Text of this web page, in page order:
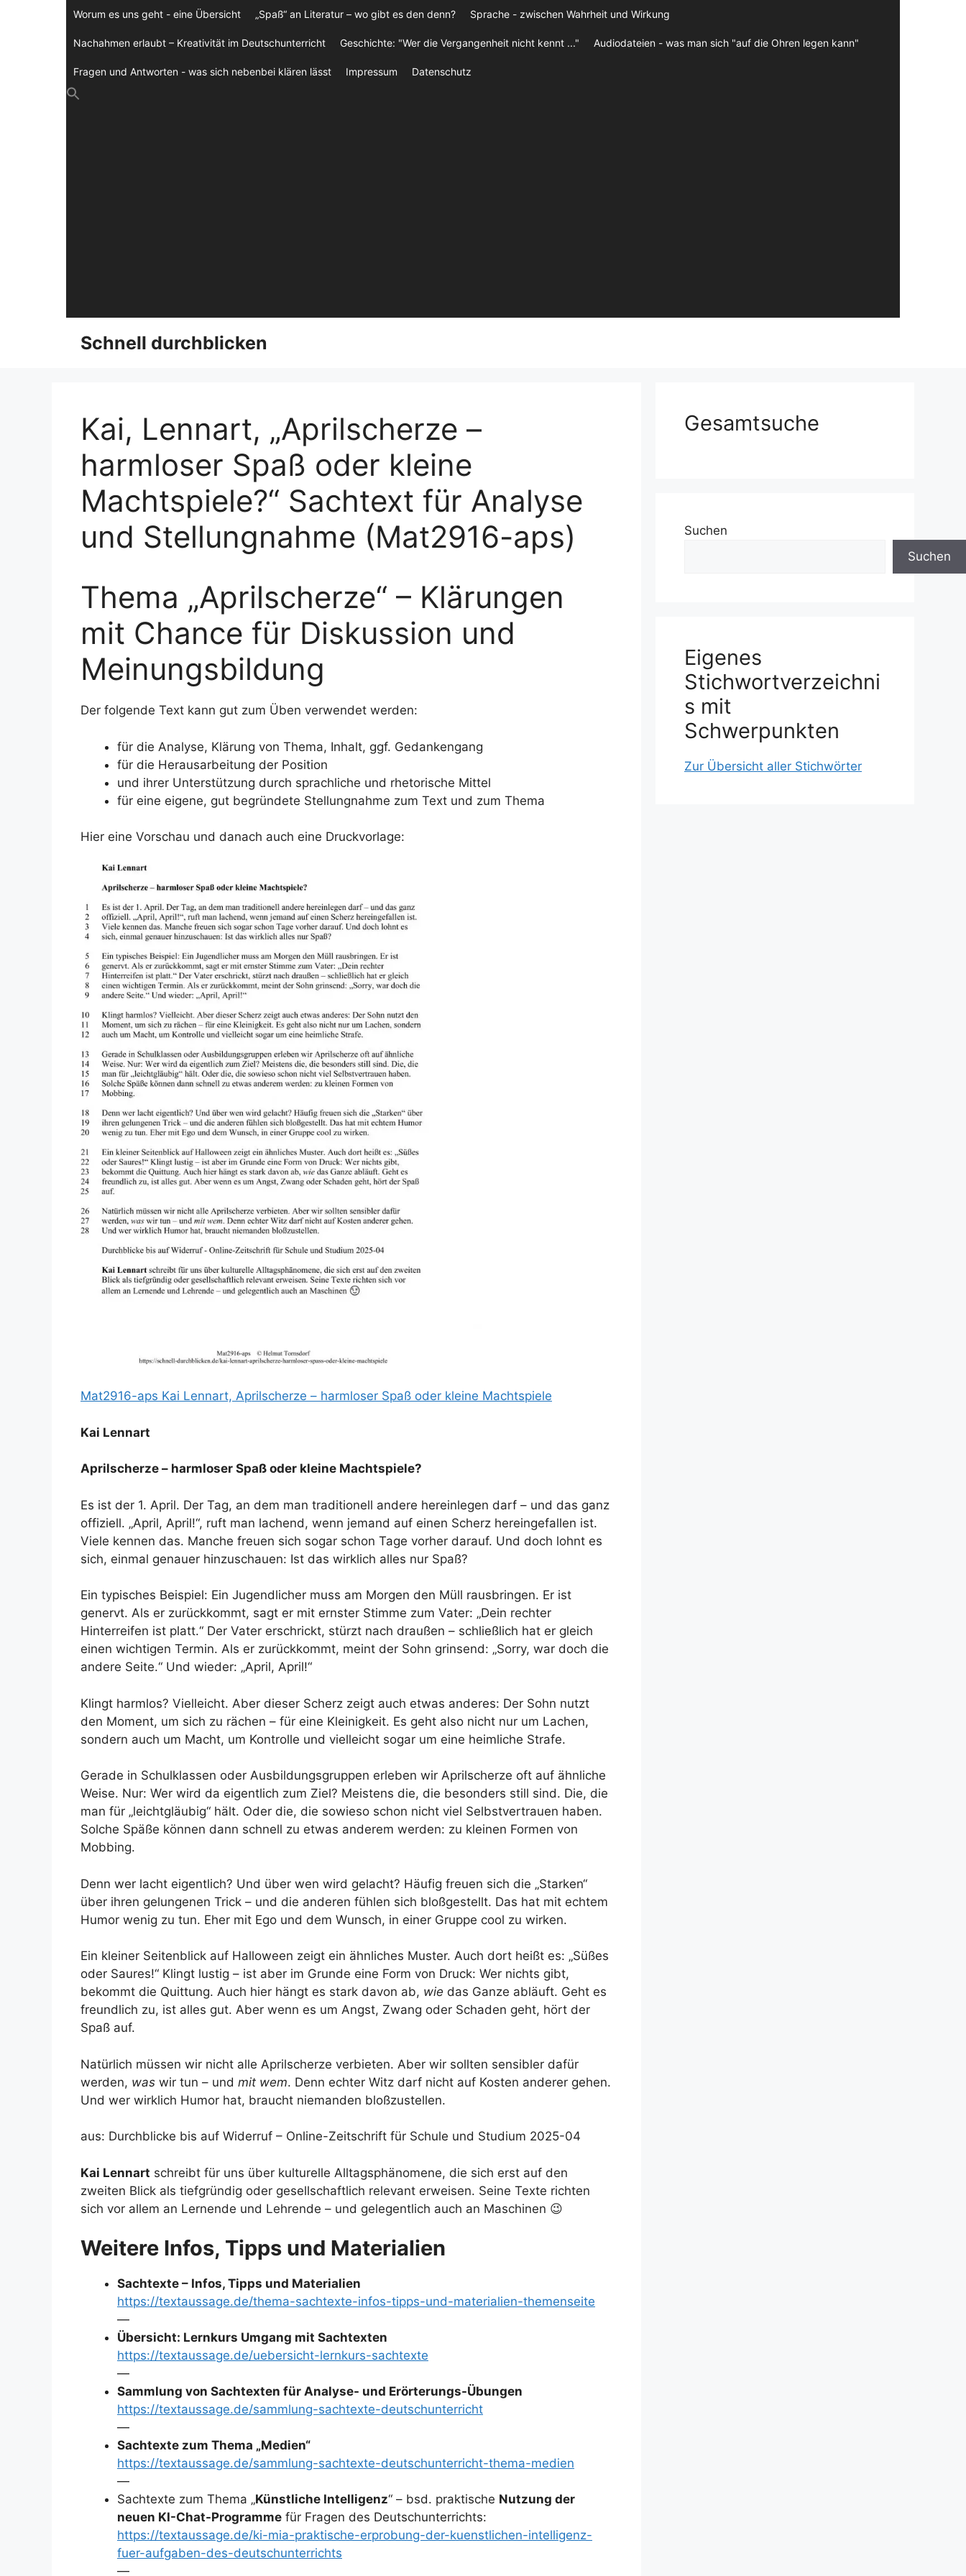
Worum es uns geht - eine Übersicht „Spaß“ an Literatur – wo gibt es den denn? Sprache - zwischen Wahrheit und Wirkung
Nachahmen erlaubt – Kreativität im Deutschunterricht Geschichte: "Wer die Vergangenheit nicht kennt ..." Audiodateien - was man sich "auf die Ohren legen kann"
Fragen und Antworten - was sich nebenbei klären lässt Impressum Datenschutz
Schnell durchblicken
Kai, Lennart, „Aprilscherze –
harmloser Spaß oder kleine
Machtspiele?“ Sachtext für Analyse
und Stellungnahme (Mat2916-aps)
Thema „Aprilscherze“ – Klärungen
mit Chance für Diskussion und
Meinungsbildung
Der folgende Text kann gut zum Üben verwendet werden:
für die Analyse, Klärung von Thema, Inhalt, ggf. Gedankengang
für die Herausarbeitung der Position
und ihrer Unterstützung durch sprachliche und rhetorische Mittel
für eine eigene, gut begründete Stellungnahme zum Text und zum Thema
Hier eine Vorschau und danach auch eine Druckvorlage:
Mat2916-aps Kai Lennart, Aprilscherze – harmloser Spaß oder kleine Machtspiele
Kai Lennart
Aprilscherze – harmloser Spaß oder kleine Machtspiele?
Es ist der 1. April. Der Tag, an dem man traditionell andere hereinlegen darf – und das ganz
offiziell. „April, April!“, ruft man lachend, wenn jemand auf einen Scherz hereingefallen ist.
Viele kennen das. Manche freuen sich sogar schon Tage vorher darauf. Und doch lohnt es
sich, einmal genauer hinzuschauen: Ist das wirklich alles nur Spaß?
Ein typisches Beispiel: Ein Jugendlicher muss am Morgen den Müll rausbringen. Er ist
genervt. Als er zurückkommt, sagt er mit ernster Stimme zum Vater: „Dein rechter
Hinterreifen ist platt.“ Der Vater erschrickt, stürzt nach draußen – schließlich hat er gleich
einen wichtigen Termin. Als er zurückkommt, meint der Sohn grinsend: „Sorry, war doch die
andere Seite.“ Und wieder: „April, April!“
Klingt harmlos? Vielleicht. Aber dieser Scherz zeigt auch etwas anderes: Der Sohn nutzt
den Moment, um sich zu rächen – für eine Kleinigkeit. Es geht also nicht nur um Lachen,
sondern auch um Macht, um Kontrolle und vielleicht sogar um eine heimliche Strafe.
Gerade in Schulklassen oder Ausbildungsgruppen erleben wir Aprilscherze oft auf ähnliche
Weise. Nur: Wer wird da eigentlich zum Ziel? Meistens die, die besonders still sind. Die, die
man für „leichtgläubig“ hält. Oder die, die sowieso schon nicht viel Selbstvertrauen haben.
Solche Späße können dann schnell zu etwas anderem werden: zu kleinen Formen von
Mobbing.
Denn wer lacht eigentlich? Und über wen wird gelacht? Häufig freuen sich die „Starken“
über ihren gelungenen Trick – und die anderen fühlen sich bloßgestellt. Das hat mit echtem
Humor wenig zu tun. Eher mit Ego und dem Wunsch, in einer Gruppe cool zu wirken.
Ein kleiner Seitenblick auf Halloween zeigt ein ähnliches Muster. Auch dort heißt es: „Süßes
oder Saures!“ Klingt lustig – ist aber im Grunde eine Form von Druck: Wer nichts gibt,
bekommt die Quittung. Auch hier hängt es stark davon ab, wie das Ganze abläuft. Geht es
freundlich zu, ist alles gut. Aber wenn es um Angst, Zwang oder Schaden geht, hört der
Spaß auf.
Natürlich müssen wir nicht alle Aprilscherze verbieten. Aber wir sollten sensibler dafür
werden, was wir tun – und mit wem. Denn echter Witz darf nicht auf Kosten anderer gehen.
Und wer wirklich Humor hat, braucht niemanden bloßzustellen.
aus: Durchblicke bis auf Widerruf – Online-Zeitschrift für Schule und Studium 2025-04
Kai Lennart schreibt für uns über kulturelle Alltagsphänomene, die sich erst auf den
zweiten Blick als tiefgründig oder gesellschaftlich relevant erweisen. Seine Texte richten
sich vor allem an Lernende und Lehrende – und gelegentlich auch an Maschinen 😉
Weitere Infos, Tipps und Materialien
Sachtexte – Infos, Tipps und Materialien
https://textaussage.de/thema-sachtexte-infos-tipps-und-materialien-themenseite
—
Übersicht: Lernkurs Umgang mit Sachtexten
https://textaussage.de/uebersicht-lernkurs-sachtexte
—
Sammlung von Sachtexten für Analyse- und Erörterungs-Übungen
https://textaussage.de/sammlung-sachtexte-deutschunterricht
—
Sachtexte zum Thema „Medien“
https://textaussage.de/sammlung-sachtexte-deutschunterricht-thema-medien
—
Sachtexte zum Thema „Künstliche Intelligenz“ – bsd. praktische Nutzung der
neuen KI-Chat-Programme für Fragen des Deutschunterrichts:
https://textaussage.de/ki-mia-praktische-erprobung-der-kuenstlichen-intelligenz-
fuer-aufgaben-des-deutschunterrichts
—
Gesamtsuche
Suchen
Suchen
Eigenes
Stichwortverzeichni
s mit
Schwerpunkten
Zur Übersicht aller Stichwörter